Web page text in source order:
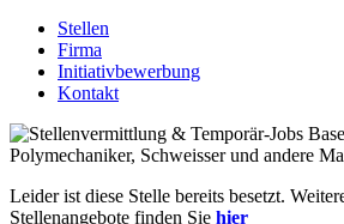
Stellen
Firma
Initiativbewerbung
Kontakt
Leider ist diese Stelle bereits besetzt.
Stellenangebote finden Sie hier